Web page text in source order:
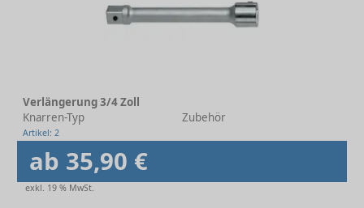
Verlängerung 3/4 Zoll
Knarren-Typ
Zubehör
Artikel: 2
ab 35,90 €
exkl. 19 % MwSt.